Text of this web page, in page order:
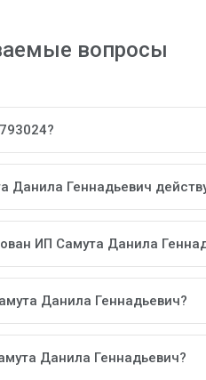
вопросы
Данила Геннадьевич
ИП Самута Данила
Данила Геннадьевич?
Данила Геннадьевич?